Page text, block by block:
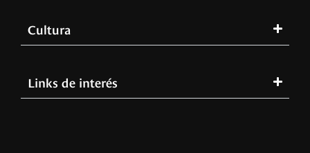
Cultura
Links de interés